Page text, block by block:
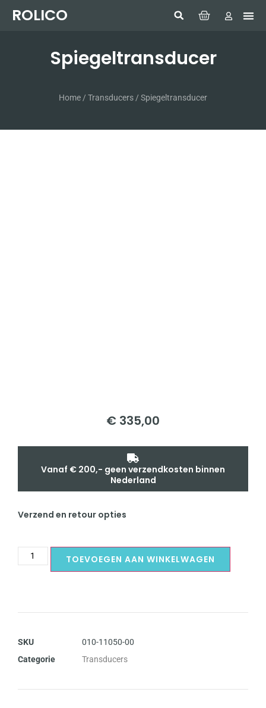
ROLICO
Spiegeltransducer
Home / Transducers / Spiegeltransducer
€ 335,00
Vanaf € 200,- geen verzendkosten binnen
Nederland
Verzend en retour opties
TOEVOEGEN AAN WINKELWAGEN
SKU
010-11050-00
Categorie
Transducers